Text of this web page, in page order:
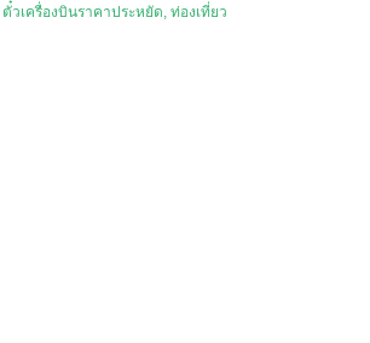
ตั๋วเครื่องบินราคาประหยัด ท่องเที่ยว